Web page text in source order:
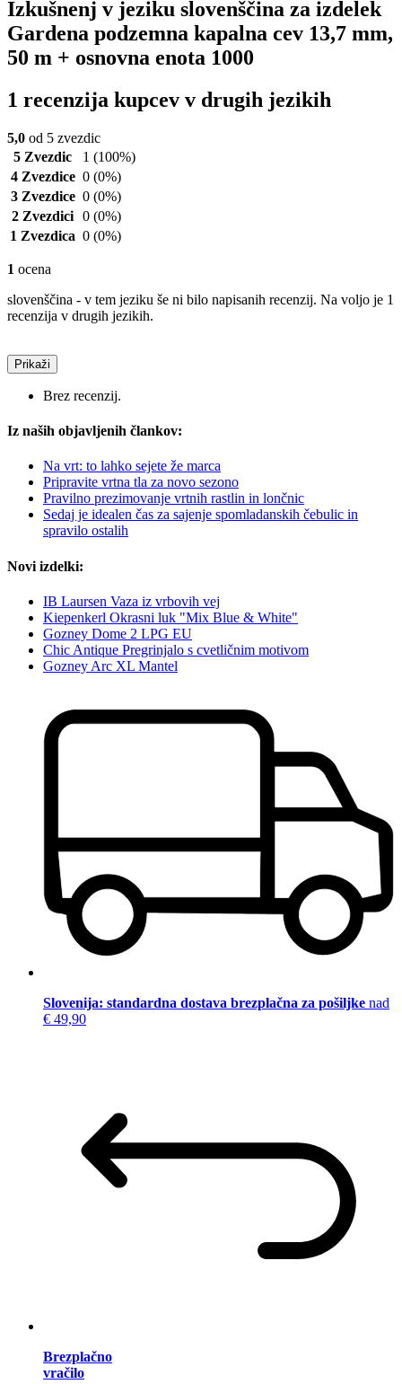
Izkušnenj v jeziku slovenščina za izdelek
Gardena podzemna kapalna cev 13,7 mm,
50 m + osnovna enota 1000
1 recenzija kupcev v drugih jezikih
5,0 od 5 zvezdic
5 Zvezdic
1 (100%)
4 Zvezdice 0 (0%)
3 Zvezdice 0 (0%)
2 Zvezdici 0 (0%)
1 Zvezdica 0 (0%)
1 ocena
slovenščina - v tem jeziku še ni bilo napisanih recenzij. Na voljo je 1
recenzija v drugih jezikih.
Prikaži
Brez recenzij.
Iz naših objavljenih člankov:
Na vrt: to lahko sejete že marca
Pripravite vrtna tla za novo sezono
Pravilno prezimovanje vrtnih rastlin in lončnic
Sedaj je idealen čas za sajenje spomladanskih čebulic in
spravilo ostalih
Novi izdelki:
IB Laursen Vaza iz vrbovih vej
Kiepenkerl Okrasni luk "Mix Blue & White"
Gozney Dome 2 LPG EU
Chic Antique Pregrinjalo s cvetličnim motivom
Gozney Arc XL Mantel
Slovenija: standardna dostava brezplačna za pošiljke nad
€ 49,90
Brezplačno
vračilo